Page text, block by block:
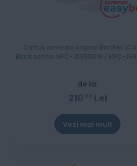
Cartus cerneala original Brother
Black pentru MFC-J5955DW / MFC-
de la:
210 00 Lei
Vezi mai mult